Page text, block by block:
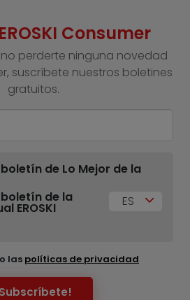
Consumer
perderte ninguna novedad
suscríbete nuestros boletines
gratuitos.
de Lo Mejor de la
de la
EROSKI ES
las políticas de privacidad